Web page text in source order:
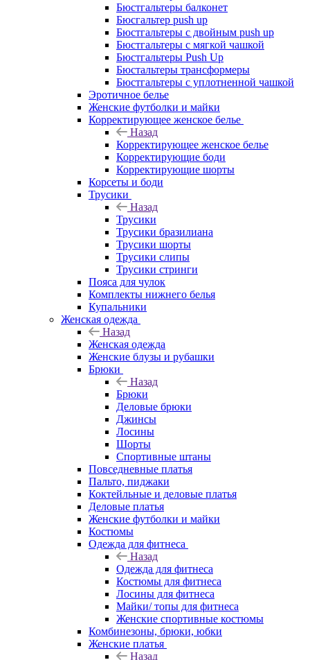
Бюстгальтеры балконет
Бюсгальтер push up
Бюстгальтеры с двойным push up
Бюстгальтеры с мягкой чашкой
Бюстгальтеры Push Up
Бюстальтеры трансформеры
Бюстгальтеры с уплотненной чашкой
Эротичное белье
Женские футболки и майки
Корректирующее женское белье
Назад
Корректирующее женское белье
Корректирующие боди
Корректирующие шорты
Корсеты и боди
Трусики
Назад
Трусики
Трусики бразилиана
Трусики шорты
Трусики слипы
Трусики стринги
Пояса для чулок
Комплекты нижнего белья
Купальники
Женская одежда
Назад
Женская одежда
Женские блузы и рубашки
Брюки
Назад
Брюки
Деловые брюки
Джинсы
Лосины
Шорты
Спортивные штаны
Повседневные платья
Пальто, пиджаки
Коктейльные и деловые платья
Деловые платья
Женские футболки и майки
Костюмы
Одежда для фитнеса
Назад
Одежда для фитнеса
Костюмы для фитнеса
Лосины для фитнеса
Майки/ топы для фитнеса
Женские спортивные костюмы
Комбинезоны, брюки, юбки
Женские платья
Назад